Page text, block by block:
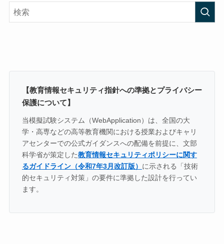
【教育情報セキュリティ指針への準拠とプライバシー
保護について】
当模擬試験システム（WebApplication）は、全国の大
学・高専などの高等教育機関における授業およびキャリ
アセンターでの公式ガイダンスへの配備を前提に、文部
科学省が策定した教育情報セキュリティポリシーに関す
るガイドライン（令和7年3月改訂版） に示される「技術
的セキュリティ対策」の要件に準拠した設計を行ってい
ます。